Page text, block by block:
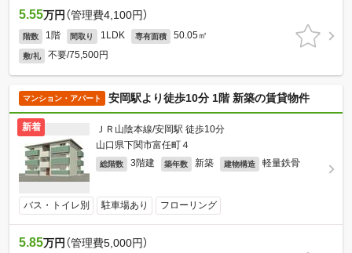
5.55万円 （管理費4,100円）
階数 1階 間取り 1LDK 専有面積 50.05㎡
敷/礼 不要/75,500円
マンション・アパート 安岡駅より徒歩10分 1階 新築の賃貸物件
新着
ＪＲ山陰本線/安岡駅 徒歩10分
山口県下関市富任町４
総階数 3階建 築年数 新築 建物構造 軽量鉄骨
バス・トイレ別 駐車場あり フローリング
5.85万円 （管理費5,000円）